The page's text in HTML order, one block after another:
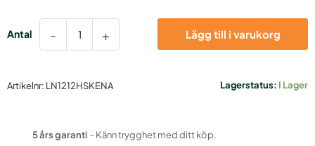
-
12x12mm
mängd
+ Lägg till i varukorg
Lagerstatus: I Lager
Artikelnr: LN1212HSKENA
5 års garanti - Känn trygghet med ditt köp.